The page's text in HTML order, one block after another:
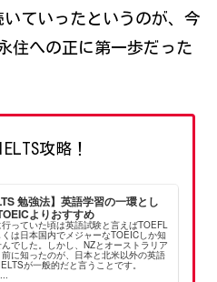
ていったというのが、今
住への正に第一歩だった
攻略！
勉強法】英語学習の一環とし
よりおすすめ
っていた頃は英語試験と言えばTOEFL
は日本国内でメジャーなTOEICしか知
んでした。しかし、NZとオーストラリア
前に知ったのが、日本と北米以外の英語
が一般的だと言うことです。